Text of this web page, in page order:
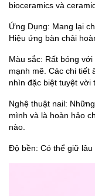
bioceramics và
Ứng Dụng: Mang lại
Hiệu ứng bàn chải
Màu sắc: Rất bóng
mạnh mẽ. Các chi tiết
nhìn đặc biệt tuyệt vời
Nghệ thuật nail:
mình và là hoàn hảo
nào.
Độ bền: Có thể giữ lâu